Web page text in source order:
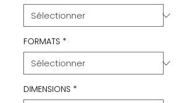
FORMATS *
DIMENSIONS *